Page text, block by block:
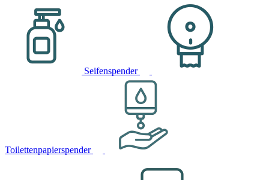
Seifenspender
Toilettenpapierspender